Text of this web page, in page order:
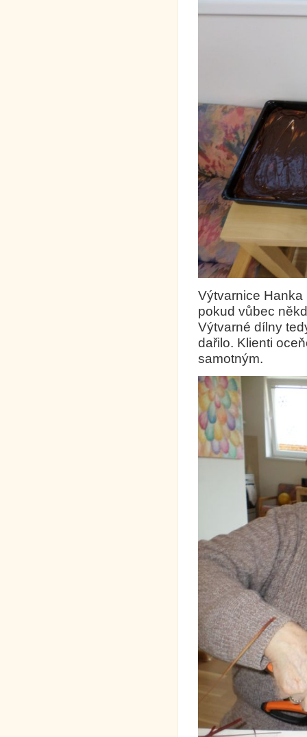
Výtvarnice
pokud vůbec
Výtvarné dílny
dařilo. Klienti
samotným.